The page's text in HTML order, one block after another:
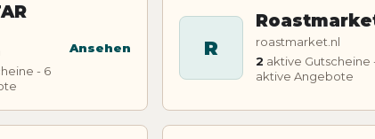
- 6
Ansehen R
roastmarket.nl
2 aktive Gutscheine
aktive Angebote